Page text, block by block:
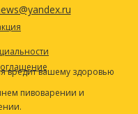
вредит вашему здоровью
пивоварении и